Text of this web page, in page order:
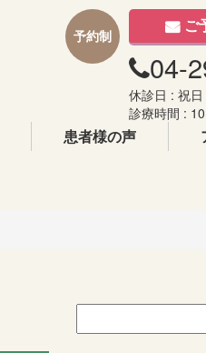
予約制 ご
04-
休診日 : 祝日
診療時間 :
患者様の声